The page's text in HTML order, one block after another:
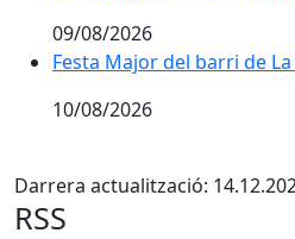
09/08/2026
Festa Major del barri de La
Festa Major del barri de La
10/08/2026
Darrera actualització:
RSS